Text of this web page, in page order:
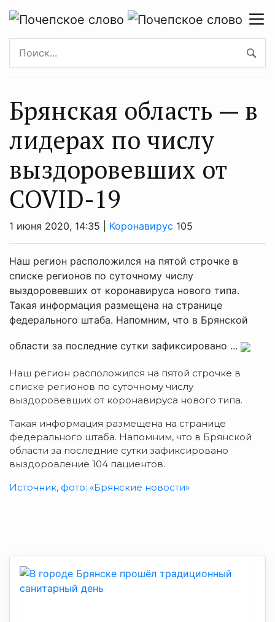
Брянская область — в
лидерах по числу
выздоровевших от
COVID-19
1 июня 2020, 14:35 | Коронавирус 105
Наш регион расположился на пятой строчке в
списке регионов по суточному числу
выздоровевших от коронавируса нового типа.
Такая информация размещена на странице
федерального штаба. Напомним, что в Брянской
области за последние сутки зафиксировано ...
Наш регион расположился на пятой строчке в
списке регионов по суточному числу
выздоровевших от коронавируса нового типа.
Такая информация размещена на странице
федерального штаба. Напомним, что в Брянской
области за последние сутки зафиксировано
выздоровление 104 пациентов.
Источник, фото: «Брянские новости»